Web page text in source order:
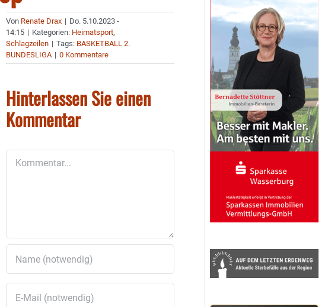
Von Renate Drax | Do. 5.10.2023 -
14:15 | Kategorien: Heimatsport,
Schlagzeilen | Tags: BASKETBALL 2.
BUNDESLIGA | 0 Kommentare
Hinterlassen Sie einen
Kommentar